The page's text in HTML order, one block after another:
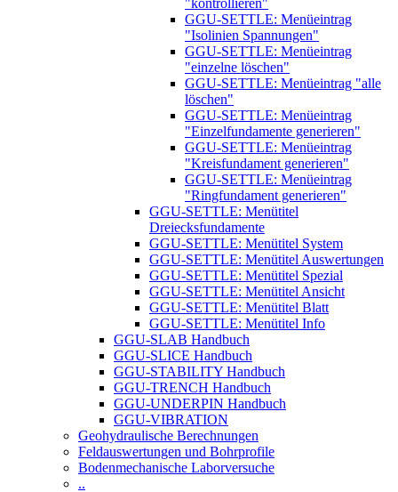
"kontrollieren"
GGU-SETTLE: Menüeintrag
"Isolinien Spannungen"
GGU-SETTLE: Menüeintrag
"einzelne löschen"
GGU-SETTLE: Menüeintrag "alle
löschen"
GGU-SETTLE: Menüeintrag
"Einzelfundamente generieren"
GGU-SETTLE: Menüeintrag
"Kreisfundament generieren"
GGU-SETTLE: Menüeintrag
"Ringfundament generieren"
GGU-SETTLE: Menütitel
Dreiecksfundamente
GGU-SETTLE: Menütitel System
GGU-SETTLE: Menütitel Auswertungen
GGU-SETTLE: Menütitel Spezial
GGU-SETTLE: Menütitel Ansicht
GGU-SETTLE: Menütitel Blatt
GGU-SETTLE: Menütitel Info
GGU-SLAB Handbuch
GGU-SLICE Handbuch
GGU-STABILITY Handbuch
GGU-TRENCH Handbuch
GGU-UNDERPIN Handbuch
GGU-VIBRATION
Geohydraulische Berechnungen
Feldauswertungen und Bohrprofile
Bodenmechanische Laborversuche
..